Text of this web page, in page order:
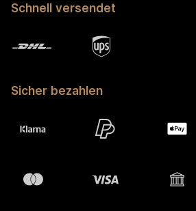
Schnell versendet
Sicher bezahlen